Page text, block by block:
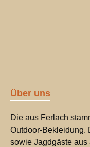
Über uns
Die aus Ferlach
Outdoor-Bekleidung.
sowie Jagdgäste aus